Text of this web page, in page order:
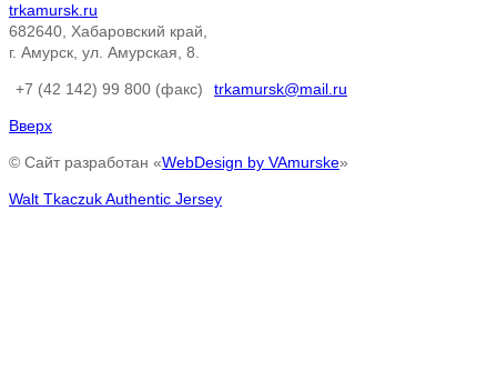
trkamursk.ru
682640, Хабаровский край,
г. Амурск, ул. Амурская, 8.
+7 (42 142) 99 800 (факс) trkamursk@mail.ru
Вверх
© Сайт разработан «WebDesign by VAmurske»
Walt Tkaczuk Authentic Jersey